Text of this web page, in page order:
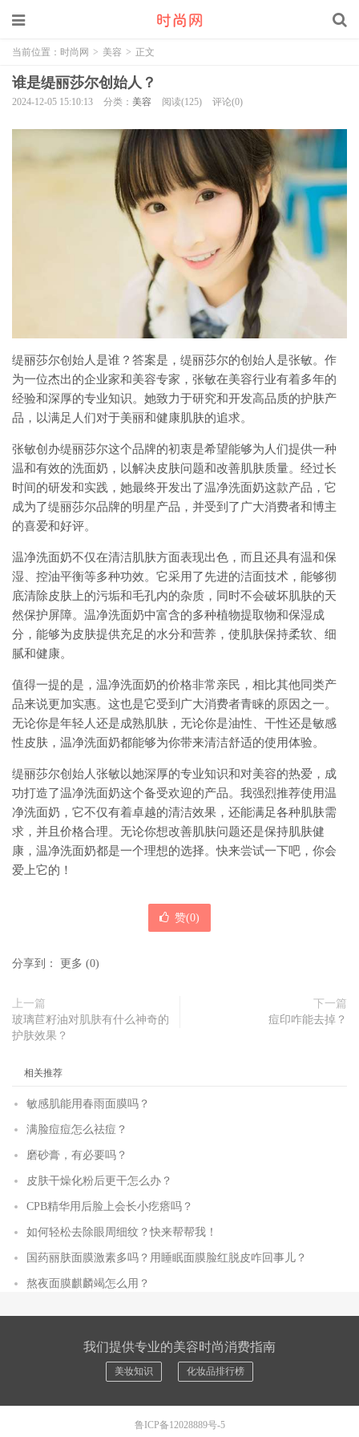
当前位置： 时尚网 > 美容 > 正文
谁是缇丽莎尔创始人？
2024-12-05 15:10:13 分类： 美容 阅读(125) 评论(0)
缇丽莎尔创始人是谁？答案是，缇丽莎尔的创始人是张敏。作
为一位杰出的企业家和美容专家，张敏在美容行业有着多年的
经验和深厚的专业知识。她致力于研究和开发高品质的护肤产
品，以满足人们对于美丽和健康肌肤的追求。
张敏创办缇丽莎尔这个品牌的初衷是希望能够为人们提供一种
温和有效的洗面奶，以解决皮肤问题和改善肌肤质量。经过长
时间的研发和实践，她最终开发出了温净洗面奶这款产品，它
成为了缇丽莎尔品牌的明星产品，并受到了广大消费者和博主
的喜爱和好评。
温净洗面奶不仅在清洁肌肤方面表现出色，而且还具有温和保
湿、控油平衡等多种功效。它采用了先进的洁面技术，能够彻
底清除皮肤上的污垢和毛孔内的杂质，同时不会破坏肌肤的天
然保护屏障。温净洗面奶中富含的多种植物提取物和保湿成
分，能够为皮肤提供充足的水分和营养，使肌肤保持柔软、细
腻和健康。
值得一提的是，温净洗面奶的价格非常亲民，相比其他同类产
品来说更加实惠。这也是它受到广大消费者青睐的原因之一。
无论你是年轻人还是成熟肌肤，无论你是油性、干性还是敏感
性皮肤，温净洗面奶都能够为你带来清洁舒适的使用体验。
缇丽莎尔创始人张敏以她深厚的专业知识和对美容的热爱，成
功打造了温净洗面奶这个备受欢迎的产品。我强烈推荐使用温
净洗面奶，它不仅有着卓越的清洁效果，还能满足各种肌肤需
求，并且价格合理。无论你想改善肌肤问题还是保持肌肤健
康，温净洗面奶都是一个理想的选择。快来尝试一下吧，你会
爱上它的！
赞(0)
分享到： 更多 (0)
上一篇
玻璃苣籽油对肌肤有什么神奇的
护肤效果？
下一篇
痘印咋能去掉？
相关推荐
敏感肌能用春雨面膜吗？
满脸痘痘怎么祛痘？
磨砂膏，有必要吗？
皮肤干燥化粉后更干怎么办？
CPB精华用后脸上会长小疙瘩吗？
如何轻松去除眼周细纹？快来帮帮我！
国药丽肤面膜激素多吗？用睡眠面膜脸红脱皮咋回事儿？
熬夜面膜麒麟竭怎么用？
我们提供专业的美容时尚消费指南
美妆知识 化妆品排行榜
鲁ICP备12028889号-5